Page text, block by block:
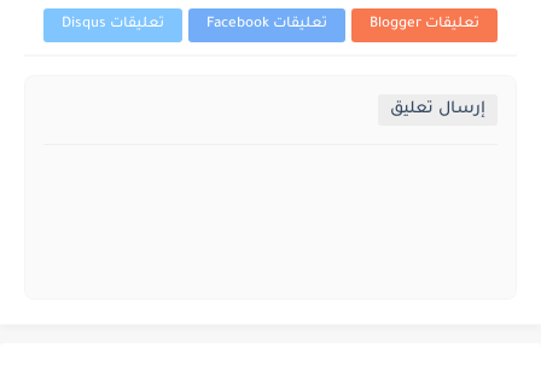
تعليقات Blogger تعليقات Facebook تعليقات Disqus
إرسال تعليق